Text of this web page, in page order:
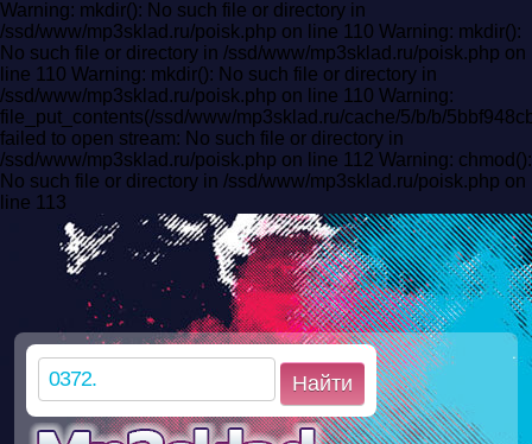
Warning: mkdir(): No such file or directory in
/ssd/www/mp3sklad.ru/poisk.php on line 110 Warning: mkdir():
No such file or directory in /ssd/www/mp3sklad.ru/poisk.php on
line 110 Warning: mkdir(): No such file or directory in
/ssd/www/mp3sklad.ru/poisk.php on line 110 Warning:
file_put_contents(/ssd/www/mp3sklad.ru/cache/5/b/b/
failed to open stream: No such file or directory in
/ssd/www/mp3sklad.ru/poisk.php on line 112 Warning: chmod():
No such file or directory in /ssd/www/mp3sklad.ru/poisk.php on
line 113
Найти